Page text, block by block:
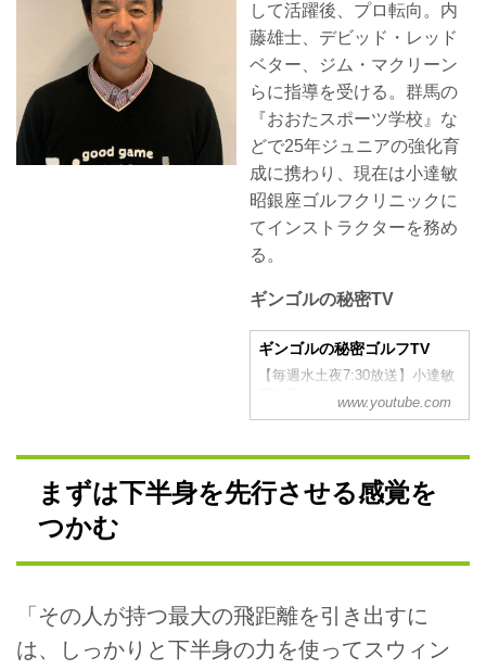
して活躍後、プロ転向。内
藤雄士、デビッド・レッド
ベター、ジム・マクリーン
らに指導を受ける。群馬の
『おおたスポーツ学校』な
どで25年ジュニアの強化育
成に携わり、現在は小達敏
昭銀座ゴルフクリニックに
てインストラクターを務め
る。
ギンゴルの秘密TV
ギンゴルの秘密ゴルフTV
【毎週水土夜7:30放送】小達敏
昭銀座ゴルフクリニック
www.youtube.com
まずは下半身を先行させる感覚を
つかむ
「その人が持つ最大の飛距離を引き出すに
は、しっかりと下半身の力を使ってスウィン